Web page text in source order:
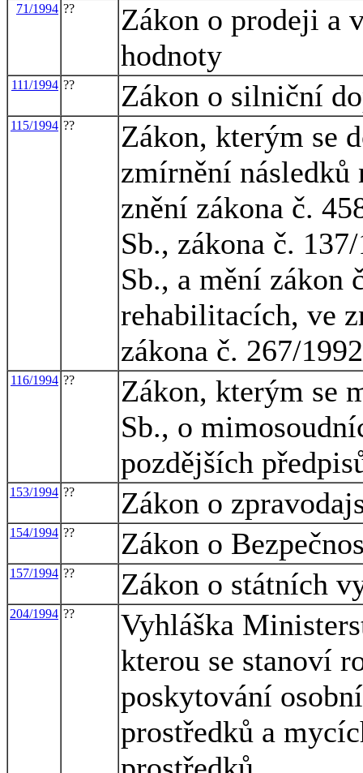
71/1994 ??
Zákon o prodeji a
hodnoty
111/1994 ?? Zákon o silniční
115/1994 ??
Zákon, kterým se
zmírnění
znění zákona č.
Sb., zákona č.
Sb., a mění zákon
rehabilitacích, ve
zákona č. 267/
116/1994 ??
Zákon, kterým se
Sb., o
pozdějších
153/1994 ?? Zákon o
154/1994 ?? Zákon o
157/1994 ?? Zákon o státních
204/1994 ??
Vyhláška
kterou se stanoví
poskytování
prostředků a